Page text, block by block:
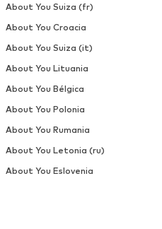
About You Suiza (fr)
About You Croacia
About You Suiza (it)
About You Lituania
About You Bélgica
About You Polonia
About You Rumania
About You Letonia (ru)
About You Eslovenia